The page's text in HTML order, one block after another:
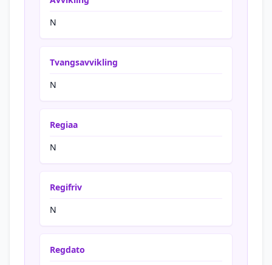
N
Tvangsavvikling
N
Regiaa
N
Regifriv
N
Regdato